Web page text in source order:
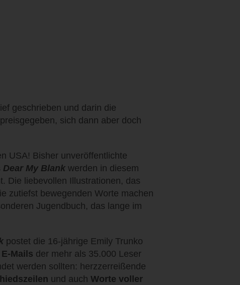
geschrieben und darin die
sich dann aber doch
USA! Bisher unveröffentlichte
Dear My Blankwerden in diesem
Die liebevollen Illustrationen, das
zutiefst bewegenden Worte machen
Jugendbuch, das lange im
postet die 16-jährige Emily Trunko
Mails der mehr als 35.000 Leser
werden sollten: herzzerreißende
und auch Worte voller